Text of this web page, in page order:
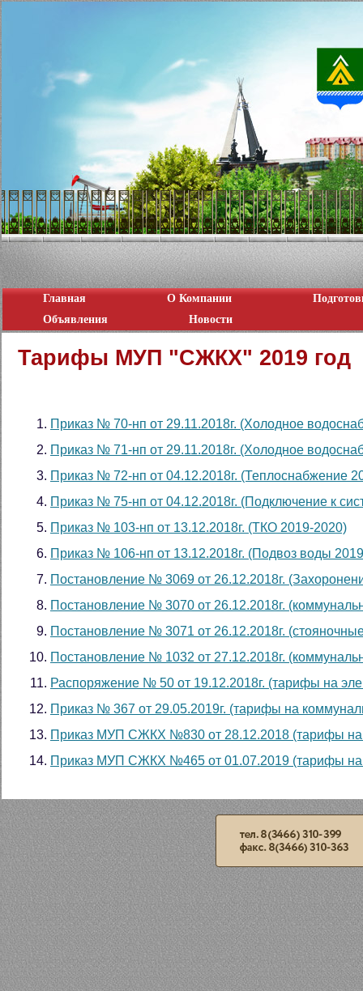
Главная О Компании
Объявления
Новости
Тарифы МУП "СЖКХ" 2019 год
Приказ № 70-нп от 29.11.2018г. (Холодное
Приказ № 71-нп от 29.11.2018г. (Холодное
Приказ № 72-нп от 04.12.2018г. (Теплоснабжение
Приказ № 75-нп от 04.12.2018г. (Подключение к
Приказ № 103-нп от 13.12.2018г. (ТКО 2019-2020)
Приказ № 106-нп от 13.12.2018г. (Подвоз воды
Постановление № 3069 от 26.12.2018г.
Постановление № 3070 от 26.12.2018г.
Постановление № 3071 от 26.12.2018г.
Постановление № 1032 от 27.12.2018г.
Распоряжение № 50 от 19.12.2018г. (тарифы на
Приказ № 367 от 29.05.2019г. (тарифы на
Приказ МУП СЖКХ №830 от 28.12.2018 (тарифы на
Приказ МУП СЖКХ №465 от 01.07.2019 (тарифы на